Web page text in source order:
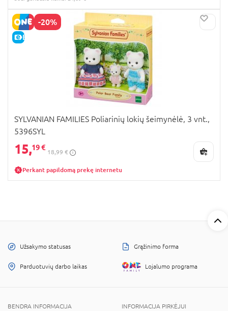
-20%
E-KAINA
SYLVANIAN FAMILIES Poliarinių lokių šeimynėlė, 3 vnt.,
5396SYL
15,19 €
18,99 €
Perkant papildomą prekę internetu
Užsakymo statusas Grąžinimo forma
Parduotuvių darbo laikas Lojalumo programa
BENDRA INFORMACIJA
INFORMACIJA PIRKĖJUI